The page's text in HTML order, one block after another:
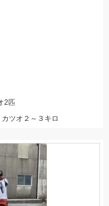
2匹
ツオ２～３キロ